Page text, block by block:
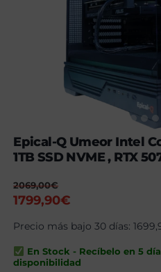
Epical-Q Umeor Intel
1TB SSD NVME , RTX
2069,00€
El
original
era:
2069,00€.
1799,90€
actual
es:
1799,90€.
Precio más bajo 30 días:
En Stock - Recíbelo en 5
disponibilidad